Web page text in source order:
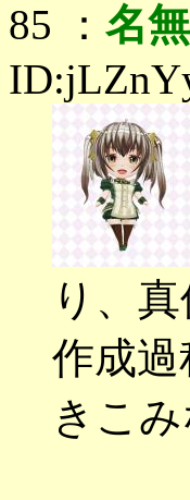
85 ： 名
り、
作成
きこ